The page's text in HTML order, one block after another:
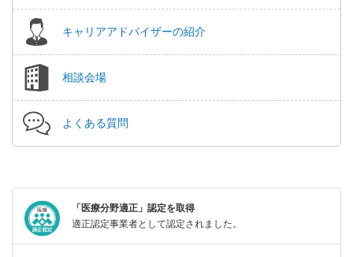
キャリアアドバイザーの紹介
相談会場
よくある質問
「医療分野適正」認定を取得
適正認定事業者として認定されました。